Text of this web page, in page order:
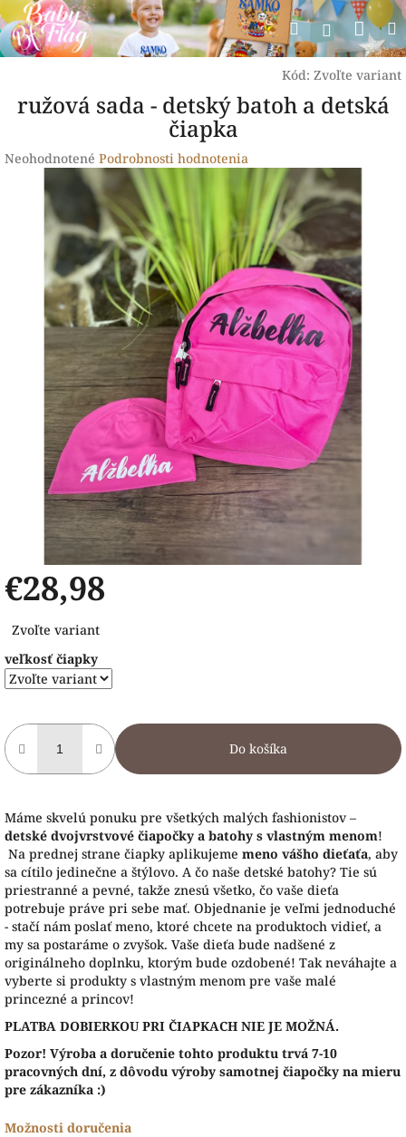
Prejsť
na
obsah
Hľadať
Kód: Zvoľte variant
ružová sada - detský batoh a detská
čiapka
Priemerné
produktu
hviezdičiek.
Neohodnotené Podrobnosti hodnotenia
€28,98
cena:
Zvoľte variant
veľkosť čiapky
Do košíka
Máme skvelú ponuku pre všetkých malých fashionistov –
detské dvojvrstvové čiapočky a batohy s vlastným menom!
Na prednej strane čiapky aplikujeme meno vášho dieťaťa, aby
sa cítilo jedinečne a štýlovo. A čo naše detské batohy? Tie sú
priestranné a pevné, takže znesú všetko, čo vaše dieťa
potrebuje práve pri sebe mať. Objednanie je veľmi jednoduché
- stačí nám poslať meno, ktoré chcete na produktoch vidieť, a
my sa postaráme o zvyšok. Vaše dieťa bude nadšené z
originálneho doplnku, ktorým bude ozdobené! Tak neváhajte a
vyberte si produkty s vlastným menom pre vaše malé
princezné a princov!
PLATBA DOBIERKOU PRI ČIAPKACH NIE JE MOŽNÁ.
Pozor! Výroba a doručenie tohto produktu trvá 7-10
pracovných dní, z dôvodu výroby samotnej čiapočky na mieru
pre zákazníka :)
Možnosti doručenia